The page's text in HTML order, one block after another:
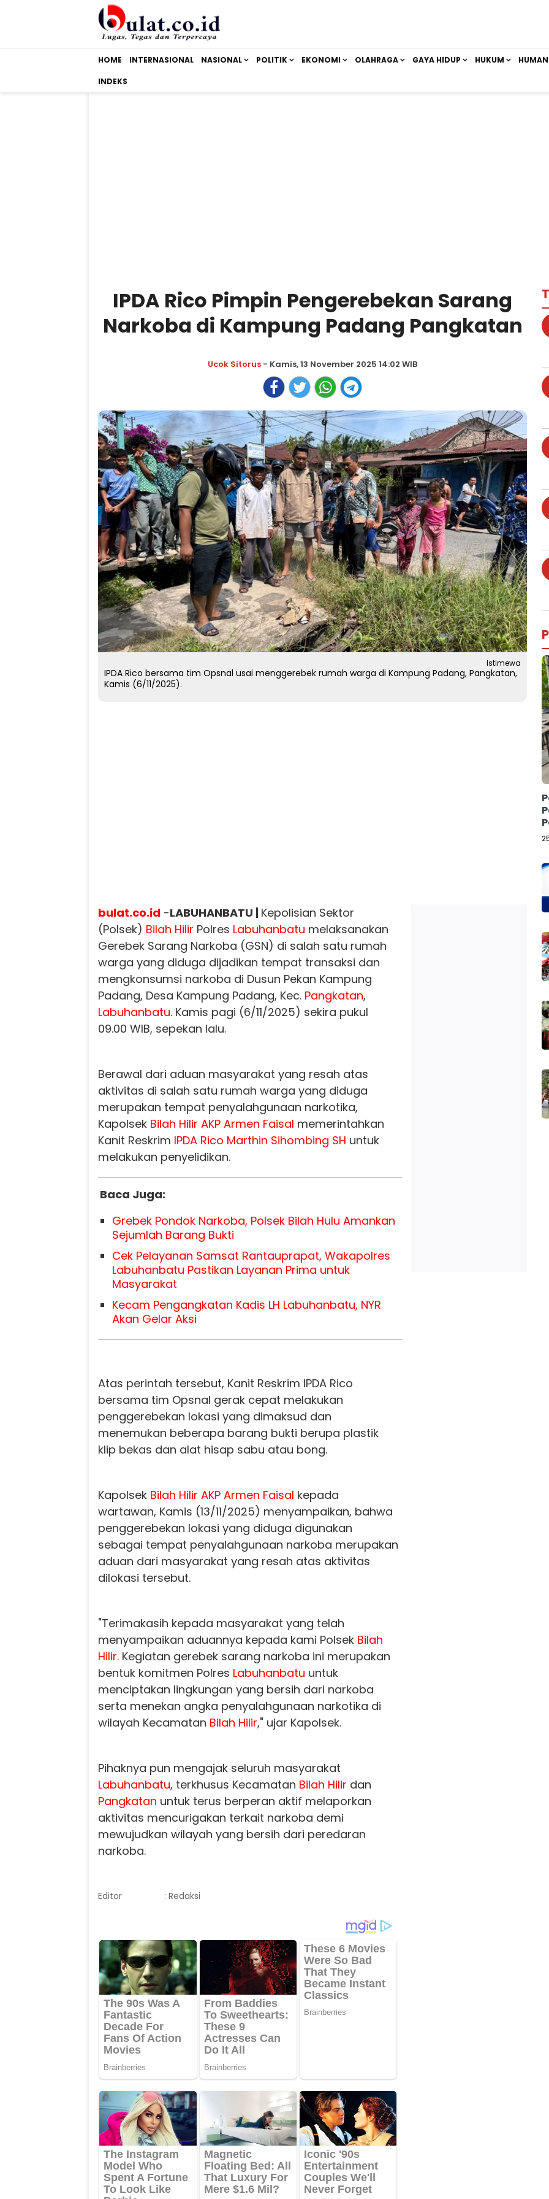
HOME INTERNASIONAL NASIONAL POLITIK EKONOMI OLAHRAGA GAYA HIDUP HUKUM
INDEKS
IPDA Rico Pimpin Pengerebekan Sarang
Narkoba di Kampung Padang Pangkatan
Ucok Sitorus - Kamis, 13 November 2025 14:02 WIB
Istimewa
IPDA Rico bersama tim Opsnal usai menggerebek rumah warga di Kampung Padang, Pangkatan,
Kamis (6/11/2025).
bulat.co.id -LABUHANBATU | Kepolisian Sektor
(Polsek) Bilah Hilir Polres Labuhanbatu melaksanakan
Gerebek Sarang Narkoba (GSN) di salah satu rumah
warga yang diduga dijadikan tempat transaksi dan
mengkonsumsi narkoba di Dusun Pekan Kampung
Padang, Desa Kampung Padang, Kec. Pangkatan,
Labuhanbatu. Kamis pagi (6/11/2025) sekira pukul
09.00 WIB, sepekan lalu.
Berawal dari aduan masyarakat yang resah atas
aktivitas di salah satu rumah warga yang diduga
merupakan tempat penyalahgunaan narkotika,
Kapolsek Bilah Hilir AKP Armen Faisal memerintahkan
Kanit Reskrim IPDA Rico Marthin Sihombing SH untuk
melakukan penyelidikan.
Baca Juga:
Grebek Pondok Narkoba, Polsek Bilah Hulu Amankan
Sejumlah Barang Bukti
Cek Pelayanan Samsat Rantauprapat, Wakapolres
Labuhanbatu Pastikan Layanan Prima untuk
Masyarakat
Kecam Pengangkatan Kadis LH Labuhanbatu, NYR
Akan Gelar Aksi
Atas perintah tersebut, Kanit Reskrim IPDA Rico
bersama tim Opsnal gerak cepat melakukan
penggerebekan lokasi yang dimaksud dan
menemukan beberapa barang bukti berupa plastik
klip bekas dan alat hisap sabu atau bong.
Kapolsek Bilah Hilir AKP Armen Faisal kepada
wartawan, Kamis (13/11/2025) menyampaikan, bahwa
penggerebekan lokasi yang diduga digunakan
sebagai tempat penyalahgunaan narkoba merupakan
aduan dari masyarakat yang resah atas aktivitas
dilokasi tersebut.
"Terimakasih kepada masyarakat yang telah
menyampaikan aduannya kepada kami Polsek Bilah
Hilir. Kegiatan gerebek sarang narkoba ini merupakan
bentuk komitmen Polres Labuhanbatu untuk
menciptakan lingkungan yang bersih dari narkoba
serta menekan angka penyalahgunaan narkotika di
wilayah Kecamatan Bilah Hilir," ujar Kapolsek.
Pihaknya pun mengajak seluruh masyarakat
Labuhanbatu, terkhusus Kecamatan Bilah Hilir dan
Pangkatan untuk terus berperan aktif melaporkan
aktivitas mencurigakan terkait narkoba demi
mewujudkan wilayah yang bersih dari peredaran
narkoba.
Editor : Redaksi